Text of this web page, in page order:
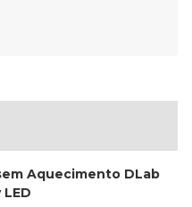
Aquecimento DLab
LED